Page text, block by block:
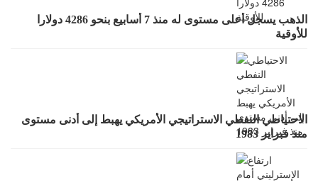
الذهب يسجل أعلى مستوى له منذ 7 أسابيع بنحو 4286 دولارا
للأوقية
الاحتياطي النفطي الاستراتيجي الأمريكي يهبط إلى أدنى مستوى
منذ فبراير 1983